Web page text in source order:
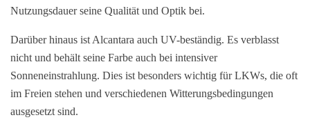
Nutzungsdauer seine Qualität und Optik bei.
Darüber hinaus ist Alcantara auch UV-beständig. Es verblasst
nicht und behält seine Farbe auch bei intensiver
Sonneneinstrahlung. Dies ist besonders wichtig für LKWs, die oft
im Freien stehen und verschiedenen Witterungsbedingungen
ausgesetzt sind.